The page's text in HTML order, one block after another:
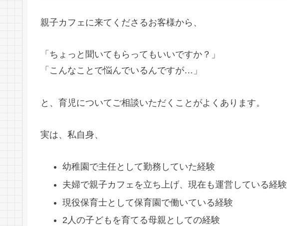
親子カフェに来てくださるお客様から、
「ちょっと聞いてもらってもいいですか？」
「こんなことで悩んでいるんですが…」
と、育児についてご相談いただくことがよくあります。
実は、私自身、
幼稚園で主任として勤務していた経験
夫婦で親子カフェを立ち上げ、現在も運営している経験
現役保育士として保育園で働いている経験
2人の子どもを育てる母親としての経験